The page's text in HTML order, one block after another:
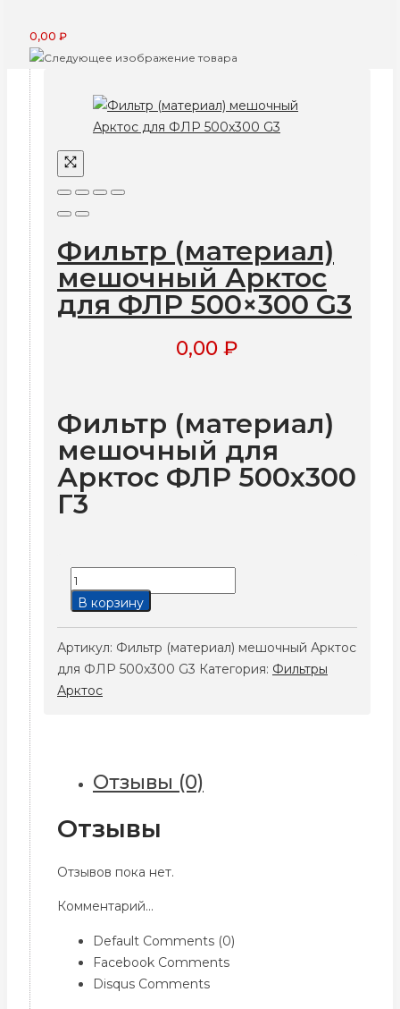
0,00 ₽
Фильтр (материал)
мешочный Арктос
для ФЛР 500×300 G3
0,00 ₽
Фильтр (материал)
мешочный для
Арктос ФЛР 500х300
Г3
Количество
товара
(материал)
мешочный
Арктос
В корзину
Артикул: Фильтр (материал) мешочный Арктос
для ФЛР 500x300 G3 Категория: Фильтры
Арктос
Отзывы (0)
Отзывы
Отзывов пока нет.
Комментарий...
Default Comments (0)
Facebook Comments
Disqus Comments